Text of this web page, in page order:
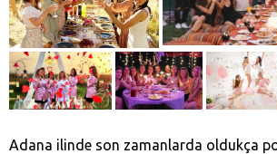
Adana ilinde son zamanlarda oldukça